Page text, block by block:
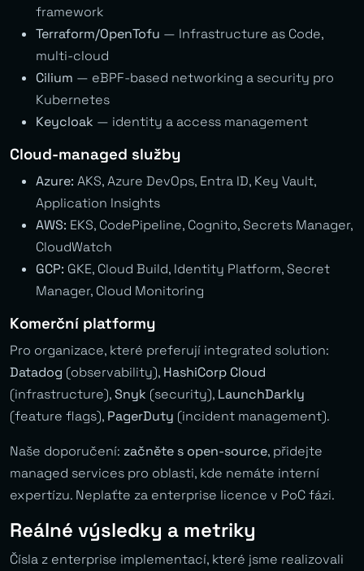
framework
Terraform/OpenTofu — Infrastructure as Code,
multi-cloud
Cilium — eBPF-based networking a security pro
Kubernetes
Keycloak — identity a access management
Cloud-managed služby
Azure: AKS, Azure DevOps, Entra ID, Key Vault,
Application Insights
AWS: EKS, CodePipeline, Cognito, Secrets Manager,
CloudWatch
GCP: GKE, Cloud Build, Identity Platform, Secret
Manager, Cloud Monitoring
Komerční platformy
Pro organizace, které preferují integrated solution:
Datadog (observability), HashiCorp Cloud
(infrastructure),Snyk (security), LaunchDarkly
(feature flags), PagerDuty (incident management).
Naše doporučení: začněte s open-source, přidejte
managed services pro oblasti, kde nemáte interní
expertízu. Neplaťte za enterprise licence v PoC fázi.
Reálné výsledky a metriky
Čísla z enterprise implementací, které jsme realizovali